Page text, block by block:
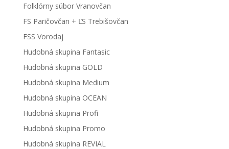
Folklórny súbor Vranovčan
FS Paričovčan + ĽS Trebišovčan
FSS Vorodaj
Hudobná skupina Fantasic
Hudobná skupina GOLD
Hudobná skupina Medium
Hudobná skupina OCEAN
Hudobná skupina Profi
Hudobná skupina Promo
Hudobná skupina REVIAL